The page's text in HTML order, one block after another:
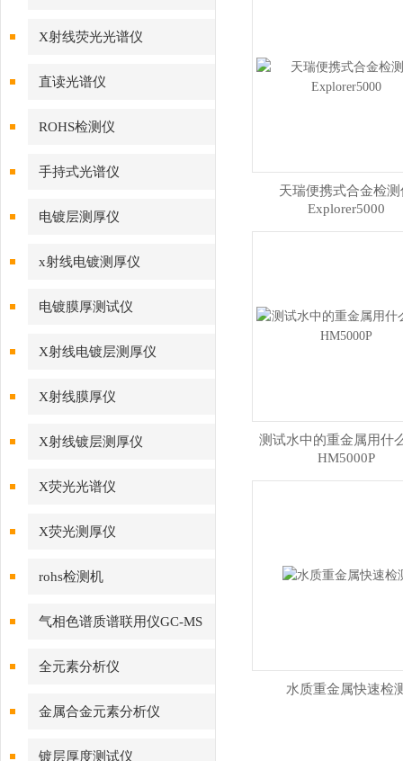
X射线荧光光谱仪
直读光谱仪
ROHS检测仪
手持式光谱仪
电镀层测厚仪
x射线电镀测厚仪
电镀膜厚测试仪
X射线电镀层测厚仪
X射线膜厚仪
X射线镀层测厚仪
X荧光光谱仪
X荧光测厚仪
rohs检测机
气相色谱质谱联用仪GC-MS
全元素分析仪
金属合金元素分析仪
镀层厚度测试仪
天瑞便携式合金检测
Explorer5000
测试水中的重金属用什
HM5000P
水质重金属快速检